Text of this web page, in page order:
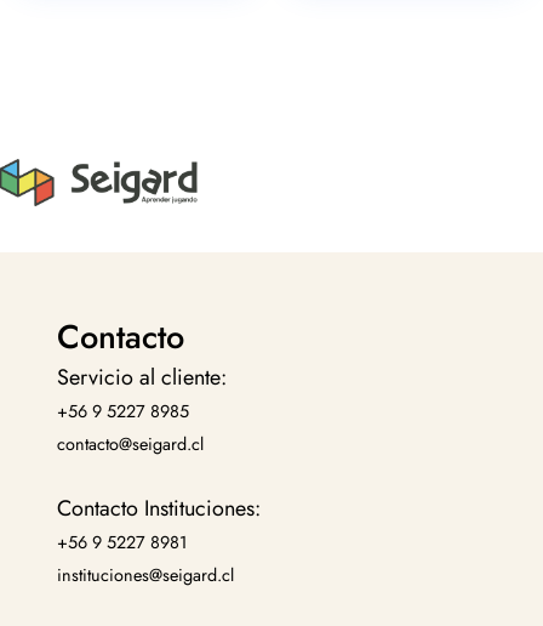
Contacto
Servicio al cliente:
+56 9 5227 8985
contacto@seigard.cl
Contacto Instituciones:
+56 9 5227 8981
instituciones@seigard.cl